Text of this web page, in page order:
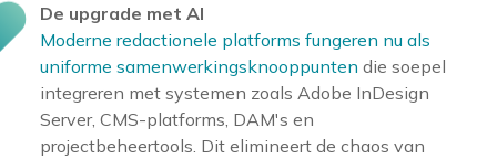
De upgrade met AI
Moderne redactionele platforms fungeren nu als
uniforme samenwerkingsknooppunten die soepel
integreren met systemen zoals Adobe InDesign
Server, CMS-platforms, DAM's en
projectbeheertools. Dit elimineert de chaos van